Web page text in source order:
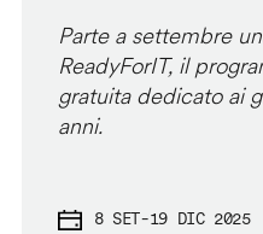
Parte a settembre
ReadyForIT, il
gratuita dedicato ai
anni.
8 SET-19 DIC 2025